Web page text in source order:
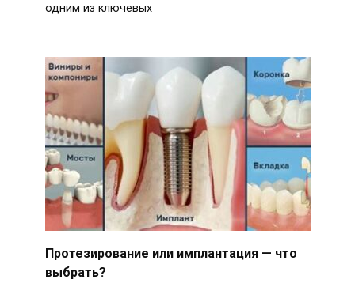
одним из ключевых
Протезирование или имплантация — что
выбрать?